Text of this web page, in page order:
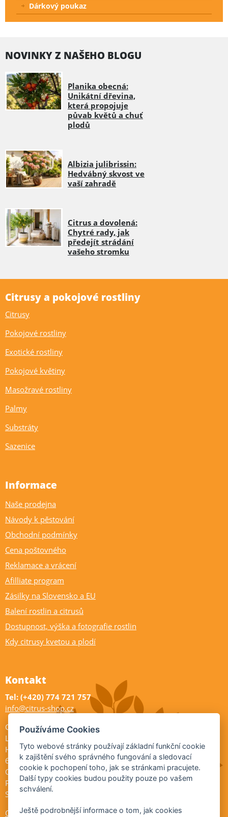
Dárkový poukaz
NOVINKY Z NAŠEHO BLOGU
Planika obecná:
Unikátní dřevina,
která propojuje
půvab květů a chuť
plodů
Albizia julibrissin:
Hedvábný skvost ve
vaší zahradě
Citrus a dovolená:
Chytré rady, jak
předejít strádání
vašeho stromku
Citrusy a pokojové rostliny
Citrusy
Pokojové rostliny
Exotické rostliny
Pokojové květiny
Masožravé rostliny
Palmy
Substráty
Sazenice
Informace
Naše prodejna
Návody k pěstování
Obchodní podmínky
Cena poštovného
Reklamace a vrácení
Afilliate program
Zásilky na Slovensko a EU
Balení rostlin a citrusů
Dostupnost, výška a fotografie rostlin
Kdy citrusy kvetou a plodí
Kontakt
Tel: (+420) 774 721 757
info@citrus-shop.cz
Citrus shop zahradnictví
Legionářů 2
Hodonín
695 01
Otevřeno:
Po-Pá 9-17
So 9-11:30
Ochrana osobních údajů
Používáme Cookies
Tyto webové stránky používají základní funkční cookie
k zajištění svého správného fungování a sledovací
cookie k pochopení toho, jak se stránkami pracujete.
Další typy cookies budou použity pouze po vašem
schválení.
Ještě podrobnější informace o tom, jak cookies